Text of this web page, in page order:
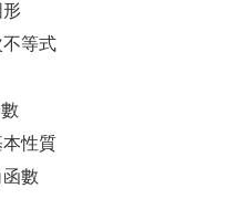
等式
本性質
函數